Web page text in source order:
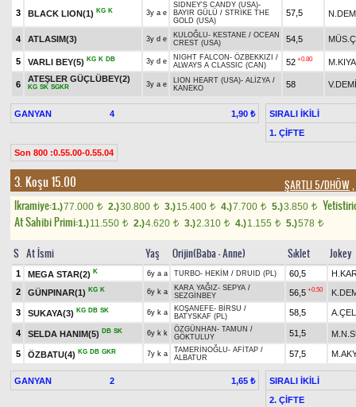
3 BLACK LION(1) KG K 3y a e
SIDNEY'S CANDY (USA)-
BAYIR GÜLÜ / STRIKE THE
GOLD (USA)
57,5
4 ATLASIM(3) 3y d e KULOĞLU- KESTANE / OCEAN
CREST (USA)
54,5
5 VARLI BEY(5) KG K DB 3y d e NIGHT FALCON - ÖZBEKKIZI /
ALWAYS A CLASSIC (CAN)
52 +0.80
6
ATEŞLER GÜÇLÜBEY(2)
KG SK SGKR 3y a e LION HEART (USA)- ALİZYA /
KANEKO
58
GANYAN 4 1,90 ₺
SIRALI İKİLİ
1. ÇİFTE
Son 800 :0.55.00-0.55.04
3. Koşu 15.00 ŞARTLI 5/DHÖW
Ikramiye:1.)77.000 t 2.)30.800 t 3.)15.400 t 4.)7.700 t 5.)3.850 t
At Sahibi Primi:1.)11.550 t 2.)4.620 t 3.)2.310 t 4.)1.155 t 5.)578 t
S At İsmi Yaş Orijin(Baba - Anne) Sıklet Jokey
1 MEGA STAR(2) K 6y a a TURBO- HEKİM / DRUID (PL) 60,5
2
GÜNPINAR(1) KG K 6y k a KARA YAĞIZ- SEPYA /
SEZGİNBEY
56,5 +0.50
3 SUKAYA(3) KG DB SK 6y k a KOŞANEFE- BİRSU /
BATYSKAF (PL)
58,5
4 SELDA HANIM(5) DB SK 6y k k ÖZGÜNHAN - TAMUN /
GÖKTULUY
51,5
5 ÖZBATU(4) KG DB GKR 7y k a TAMERİNOĞLU- AFİTAP /
ALBATUR
57,5
GANYAN 2 1,65 ₺
SIRALI İKİLİ
2. ÇİFTE